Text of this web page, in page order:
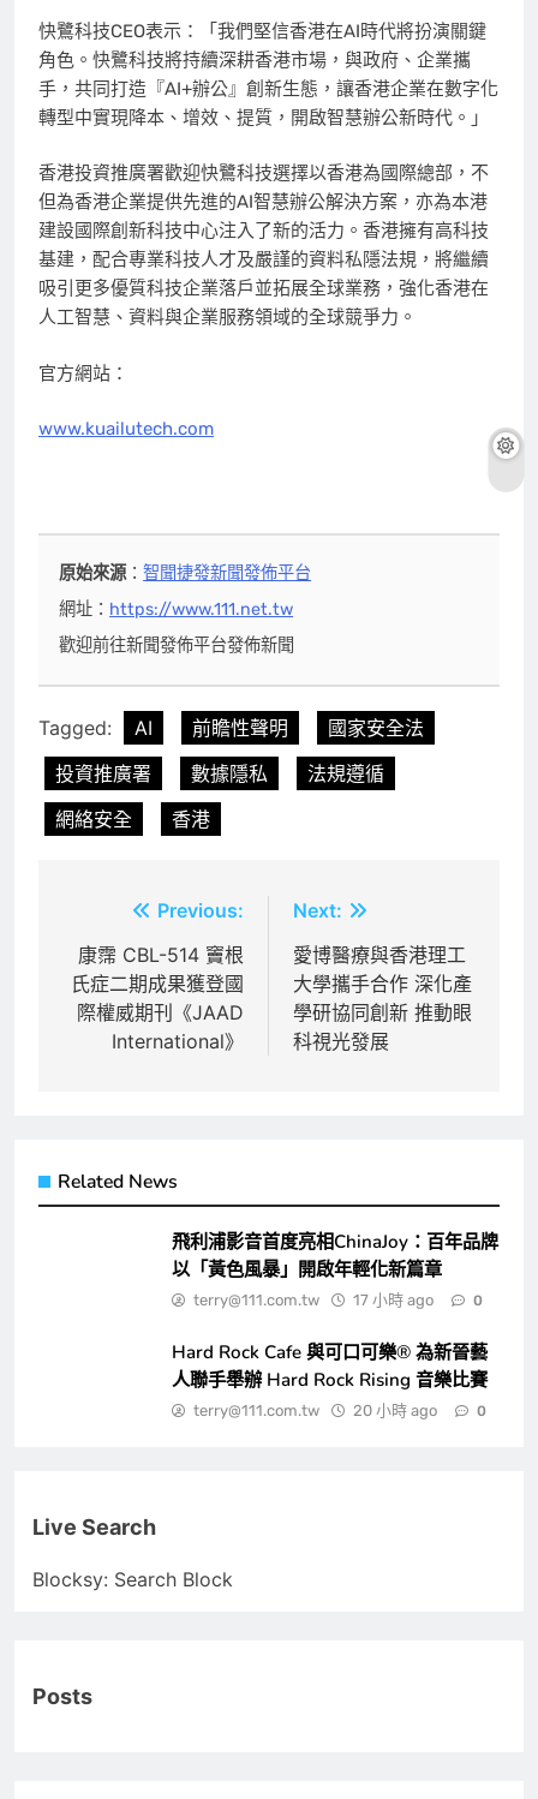
快鷺科技CEO表示：「我們堅信香港在AI時代將扮演關鍵
角色。快鷺科技將持續深耕香港市場，與政府、企業攜
手，共同打造『AI+辦公』創新生態，讓香港企業在數字化
轉型中實現降本、增效、提質，開啟智慧辦公新時代。」
香港投資推廣署歡迎快鷺科技選擇以香港為國際總部，不
但為香港企業提供先進的AI智慧辦公解決方案，亦為本港
建設國際創新科技中心注入了新的活力。香港擁有高科技
基建，配合專業科技人才及嚴謹的資料私隱法規，將繼續
吸引更多優質科技企業落戶並拓展全球業務，強化香港在
人工智慧、資料與企業服務領域的全球競爭力。
官方網站：
www.kuailutech.com
原始來源：智聞捷發新聞發佈平台
網址： https://www.111.net.tw
歡迎前往新聞發佈平台發佈新聞
Tagged: AI 前瞻性聲明
國家安全法
投資推廣署
數據隱私
法規遵循
網絡安全
香港
章
導
Previous:
康霈 CBL-514 竇根
氏症二期成果獲登國
際權威期刊《JAAD
International》
Next:
愛博醫療與香港理工
大學攜手合作 深化產
學研協同創新 推動眼
科視光發展
Related News
飛利浦影音首度亮相ChinaJoy：百年品牌
以「黃色風暴」開啟年輕化新篇章
terry@111.com.tw 17 小時 ago 0
Hard Rock Cafe 與可口可樂® 為新晉藝
人聯手舉辦 Hard Rock Rising 音樂比賽
terry@111.com.tw 20 小時 ago 0
Live Search
Blocksy: Search Block
Posts